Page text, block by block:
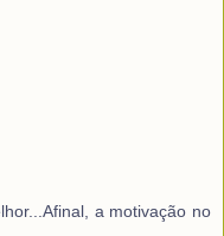
a motivação no